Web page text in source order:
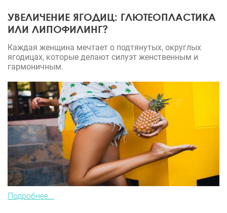
выразить огромную благодарность Самиру
Хассановичу и его команде за новую меня!!!Вы
подарили мне уверенность в себе и новую жизнь!!!
УВЕЛИЧЕНИЕ ЯГОДИЦ: ГЛЮТЕОПЛАСТИКА
ИЛИ ЛИПОФИЛИНГ?
Каждая женщина мечтает о подтянутых, округлых
ягодицах, которые делают силуэт женственным и
гармоничным.
Подробнее...